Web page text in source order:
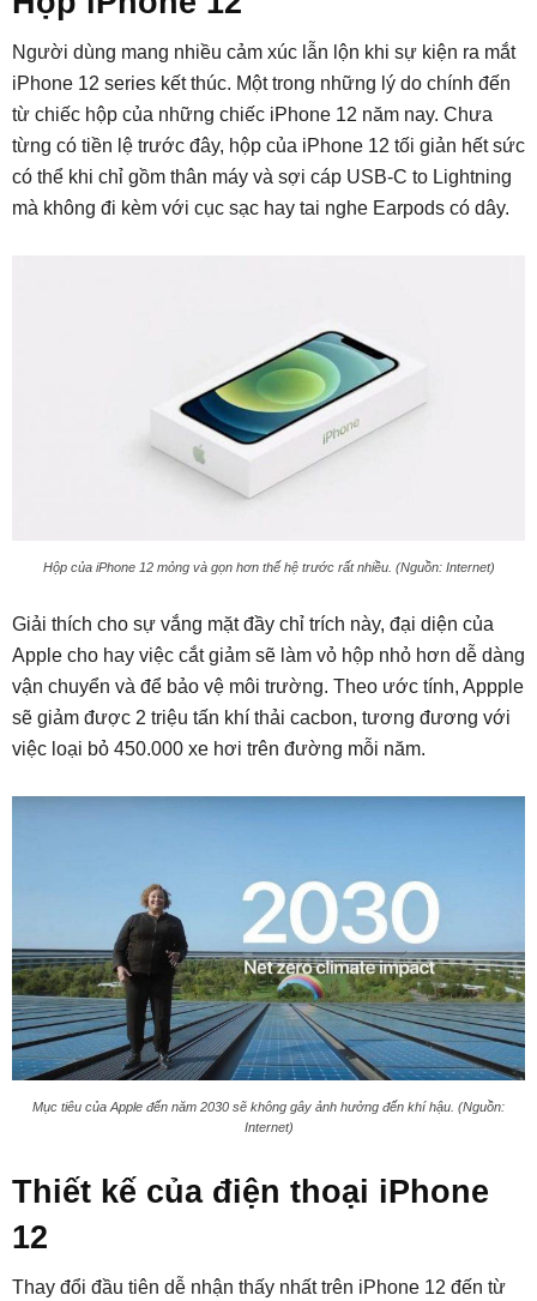
Người dùng mang nhiều cảm xúc lẫn lộn khi sự kiện ra mắt
iPhone 12 series kết thúc. Một trong những lý do chính đến
từ chiếc hộp của những chiếc iPhone 12 năm nay. Chưa
từng có tiền lệ trước đây, hộp của iPhone 12 tối giản hết sức
có thể khi chỉ gồm thân máy và sợi cáp USB-C to Lightning
mà không đi kèm với cục sạc hay tai nghe Earpods có dây.
Hộp của iPhone 12 mỏng và gọn hơn thế hệ trước rất nhiều. (Nguồn: Internet)
Giải thích cho sự vắng mặt đầy chỉ trích này, đại diện của
Apple cho hay việc cắt giảm sẽ làm vỏ hộp nhỏ hơn dễ dàng
vận chuyển và để bảo vệ môi trường. Theo ước tính, Appple
sẽ giảm được 2 triệu tấn khí thải cacbon, tương đương với
việc loại bỏ 450.000 xe hơi trên đường mỗi năm.
Mục tiêu của Apple đến năm 2030 sẽ không gây ảnh hưởng đến khí hậu. (Nguồn:
Internet)
Thiết kế của điện thoại iPhone
12
Thay đổi đầu tiên dễ nhận thấy nhất trên iPhone 12 đến từ